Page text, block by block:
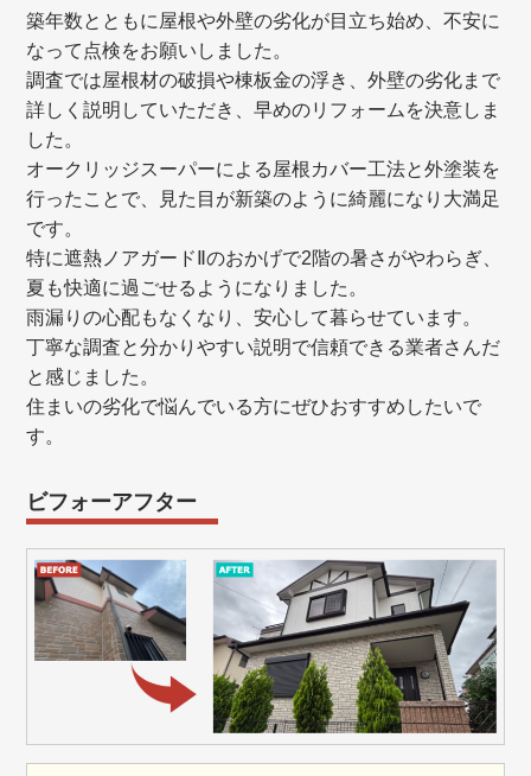
築年数とともに屋根や外壁の劣化が目立ち始め、不安に
なって点検をお願いしました。
調査では屋根材の破損や棟板金の浮き、外壁の劣化まで
詳しく説明していただき、早めのリフォームを決意しま
した。
オークリッジスーパーによる屋根カバー工法と外塗装を
行ったことで、見た目が新築のように綺麗になり大満足
です。
特に遮熱ノアガードⅡのおかげで2階の暑さがやわらぎ、
夏も快適に過ごせるようになりました。
雨漏りの心配もなくなり、安心して暮らせています。
丁寧な調査と分かりやすい説明で信頼できる業者さんだ
と感じました。
住まいの劣化で悩んでいる方にぜひおすすめしたいで
す。
ビフォーアフター